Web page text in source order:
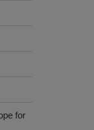
for